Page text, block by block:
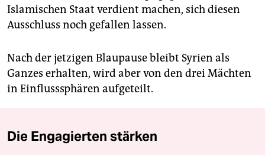
Islamischen Staat verdient machen, sich diesen
Ausschluss noch gefallen lassen.
Nach der jetzigen Blaupause bleibt Syrien als
Ganzes erhalten, wird aber von den drei Mächten
in Einflusssphären aufgeteilt.
Die Engagierten stärken